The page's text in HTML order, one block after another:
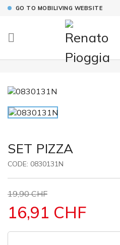
GO TO MOBILIVING WEBSITE

SET PIZZA
CODE: 0830131N
19,90 CHF
16,91 CHF